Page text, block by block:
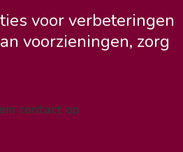
voor verbeteringen
voorzieningen, zorg
contact op